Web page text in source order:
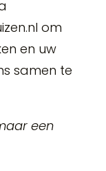
om
en uw
samen te
een